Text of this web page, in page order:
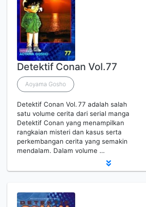
Detektif Conan Vol.77
Aoyama Gosho
Detektif Conan Vol. 77 adalah salah
satu volume cerita dari serial manga
Detektif Conan yang menampilkan
rangkaian misteri dan kasus serta
perkembangan cerita yang semakin
mendalam. Dalam volume …